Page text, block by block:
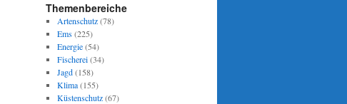
Themenbereiche
Artenschutz(78)
Ems(225)
Energie(54)
Fischerei(34)
Jagd(158)
Klima(155)
Küstenschutz(67)